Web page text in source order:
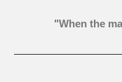
"When the